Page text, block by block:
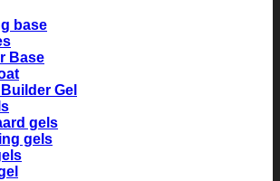
base
Base
Gel
gels
gels